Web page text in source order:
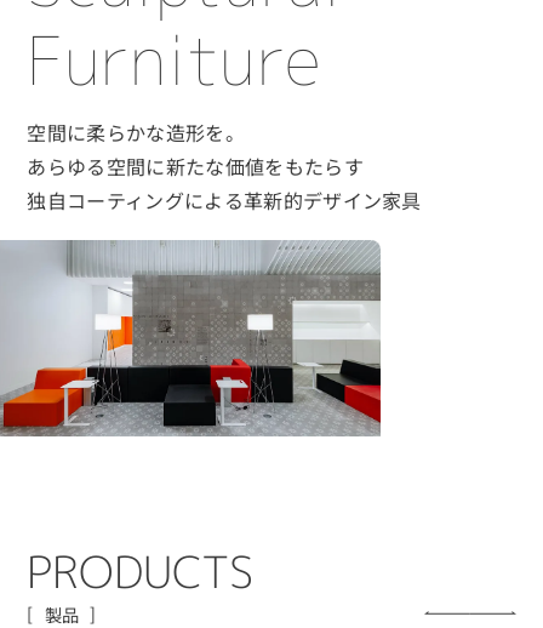
Furniture
空間に柔らかな造形を。
あらゆる空間に新たな価値をもたらす
独自コーティングによる革新的デザイン家具
PRODUCTS
製品